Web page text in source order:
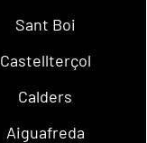
Sant Boi
Castellterçol
Calders
Aiguafreda